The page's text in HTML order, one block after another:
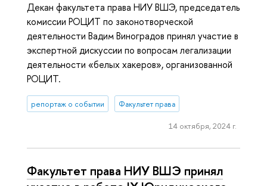
Декан факультета права НИУ ВШЭ, председатель
комиссии РОЦИТ по законотворческой
деятельности Вадим Виноградов принял участие в
экспертной дискуссии по вопросам легализации
деятельности «белых хакеров», организованной
РОЦИТ.
репортаж о событии Факультет права
14 октября, 2024 г.
Факультет права НИУ ВШЭ принял